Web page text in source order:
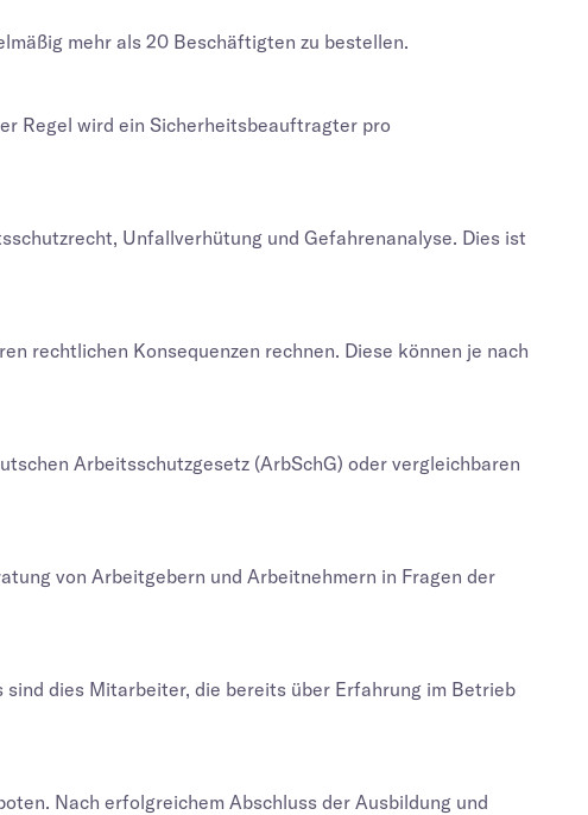
mehr als 20 Beschäftigten zu bestellen.
Regel wird ein Sicherheitsbeauftragter pro
Unfallverhütung und Gefahrenanalyse. Dies ist
rechtlichen Konsequenzen rechnen. Diese können je nach
Arbeitsschutzgesetz (ArbSchG) oder vergleichbaren
von Arbeitgebern und Arbeitnehmern in Fragen der
dies Mitarbeiter, die bereits über Erfahrung im Betrieb
Nach erfolgreichem Abschluss der Ausbildung und